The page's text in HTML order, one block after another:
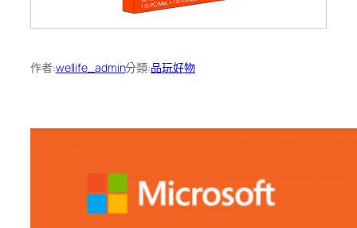
作者:wellife_admin分類:品玩好物